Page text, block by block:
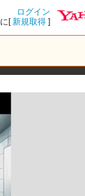
ログイン
[新規取得 ]